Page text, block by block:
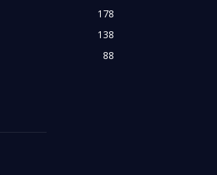
178
138
88